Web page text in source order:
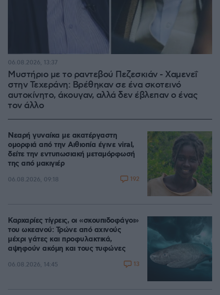
Μυστήριο με το ραντεβού Πεζεσκιάν - Χαμενεΐ
στην Τεχεράνη: Βρέθηκαν σε ένα σκοτεινό
αυτοκίνητο, άκουγαν, αλλά δεν έβλεπαν ο ένας
τον άλλο
06.08.2026, 13:37
Νεαρή γυναίκα με ακατέργαστη
ομορφιά από την Αιθιοπία έγινε viral,
δείτε την εντυπωσιακή μεταμόρφωσή
της από μακιγιέρ
06.08.2026, 09:18 192
Καρχαρίες τίγρεις, οι «σκουπιδοφάγοι»
του ωκεανού: Τρώνε από αχινούς
μέχρι γάτες και προφυλακτικά,
αψηφούν ακόμη και τους τυφώνες
06.08.2026, 14:45 13